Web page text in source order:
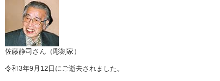
佐藤静司さん（彫刻家）
令和3年9月12日にご逝去されました。